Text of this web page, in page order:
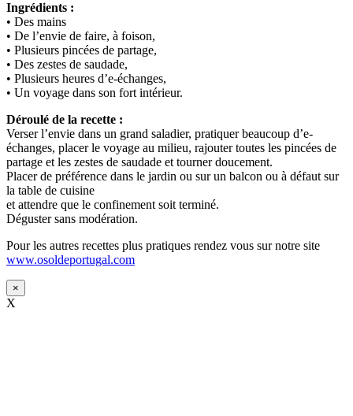
Ingrédients :
• Des mains
• De l’envie de faire, à foison,
• Plusieurs pincées de partage,
• Des zestes de saudade,
• Plusieurs heures d’e-échanges,
• Un voyage dans son fort intérieur.
Déroulé de la recette :
Verser l’envie dans un grand saladier, pratiquer beaucoup d’e-
échanges, placer le voyage au milieu, rajouter toutes les pincées de
partage et les zestes de saudade et tourner doucement.
Placer de préférence dans le jardin ou sur un balcon ou à défaut sur
la table de cuisine
et attendre que le confinement soit terminé.
Déguster sans modération.
Pour les autres recettes plus pratiques rendez vous sur notre site
www.osoldeportugal.com
×
X